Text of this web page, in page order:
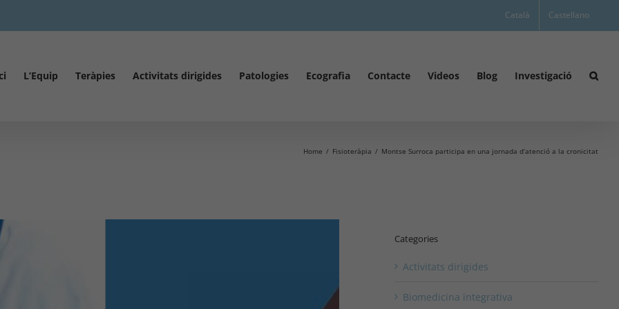
Català Castellano
L’Equip Teràpies Activitats dirigides Patologies Ecografia Contacte Videos Blog Investigació
Home Fisioteràpia Montse Surroca participa en una jornada d’atenció a la cronicitat
Categories
Activitats dirigides
Biomedicina integrativa